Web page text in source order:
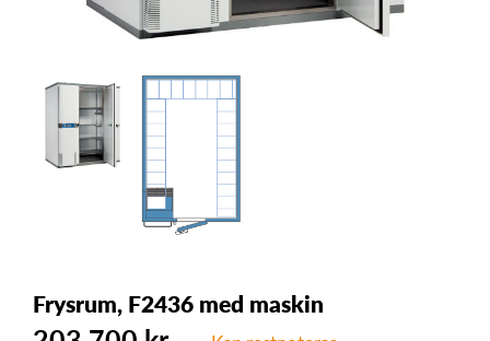
Frysrum, F2436 med maskin